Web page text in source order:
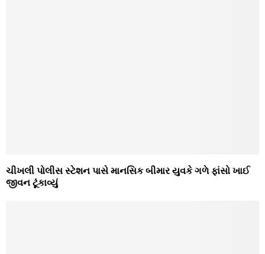
ચીખલી પોલીસ સ્‍ટેશન પાસે માનસિક બીમાર યુવકે ગળે ફાંસો ખાઈ
જીવન ટૂંકાવ્‍યું